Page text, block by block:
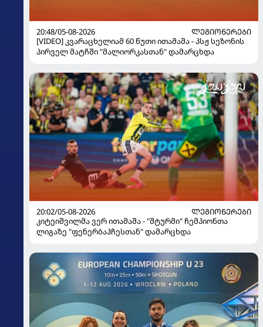
20:48/05-08-2026
ᲚᲔᲒᲘᲝᲜᲔᲠᲔᲑᲘ
[VIDEO] კვარაცხელიამ 60 წუთი ითამაშა - პსჟ სეზონის
პირველ მატჩში "მალიორკასთან" დამარცხდა
20:02/05-08-2026
ᲚᲔᲒᲘᲝᲜᲔᲠᲔᲑᲘ
კიტეიშვილმა ვერ ითამაშა - "შტურმი" ჩემპიონთა
ლიგაზე "ფენერბაჰჩესთან" დამარცხდა